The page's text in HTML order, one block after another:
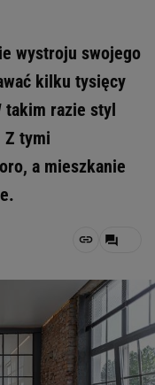
wystroju swojego
kilku tysięcy
takim razie styl
Z tymi
a mieszkanie